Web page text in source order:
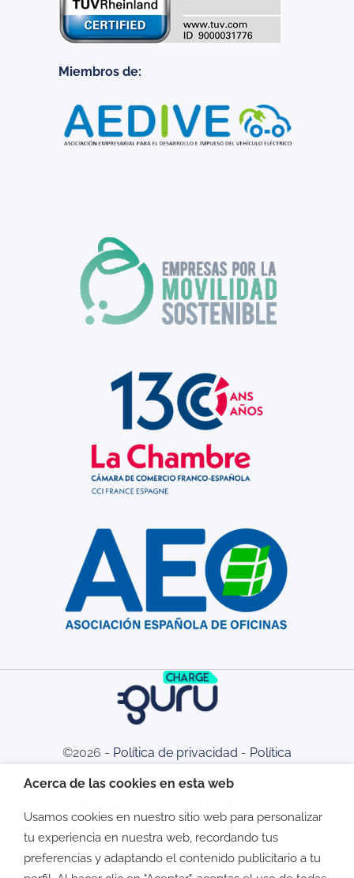
Miembros de:
©2026 - Política de privacidad - Política
de Cookies Política SGI
-TyC
Acerca de las cookies en esta web
Usamos cookies en nuestro sitio web para personalizar
tu experiencia en nuestra web, recordando tus
preferencias y adaptando el contenido publicitario a tu